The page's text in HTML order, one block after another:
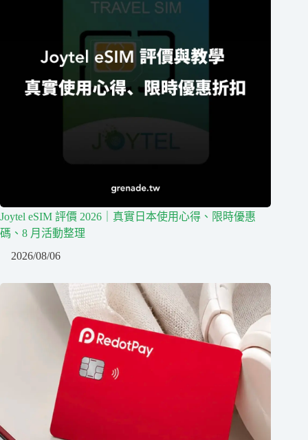
Joytel eSIM 評價 2026｜真實日本使用心得、限時優惠
碼、8 月活動整理
2026/08/06